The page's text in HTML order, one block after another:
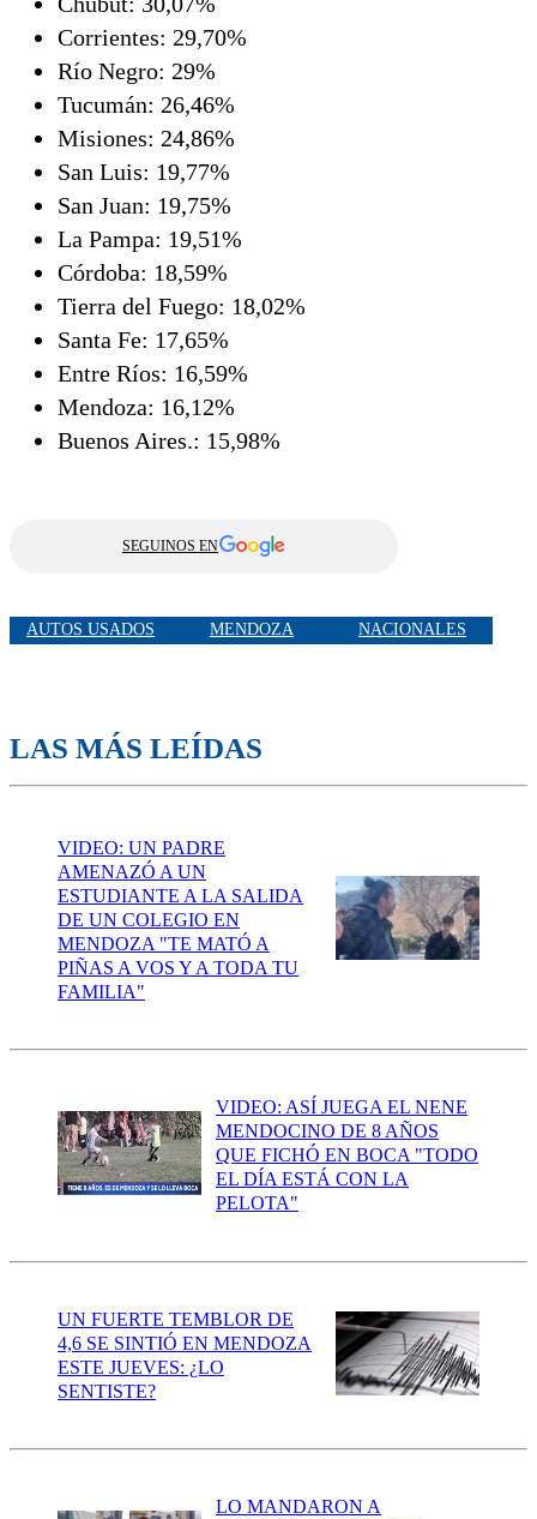
Corrientes: 29,70%
Río Negro: 29%
Tucumán: 26,46%
Misiones: 24,86%
San Luis: 19,77%
San Juan: 19,75%
La Pampa: 19,51%
Córdoba: 18,59%
Tierra del Fuego: 18,02%
Santa Fe: 17,65%
Entre Ríos: 16,59%
Mendoza: 16,12%
Buenos Aires.: 15,98%
SEGUINOS EN
AUTOS USADOS MENDOZA NACIONALES
LAS MÁS LEÍDAS
VIDEO: UN PADRE
AMENAZÓ A UN
ESTUDIANTE A LA SALIDA
DE UN COLEGIO EN
MENDOZA "TE MATÓ A
PIÑAS A VOS Y A TODA TU
FAMILIA"
VIDEO: ASÍ JUEGA EL NENE
MENDOCINO DE 8 AÑOS
QUE FICHÓ EN BOCA "TODO
EL DÍA ESTÁ CON LA
PELOTA"
UN FUERTE TEMBLOR DE
4,6 SE SINTIÓ EN MENDOZA
ESTE JUEVES: ¿LO
SENTISTE?
LO MANDARON A